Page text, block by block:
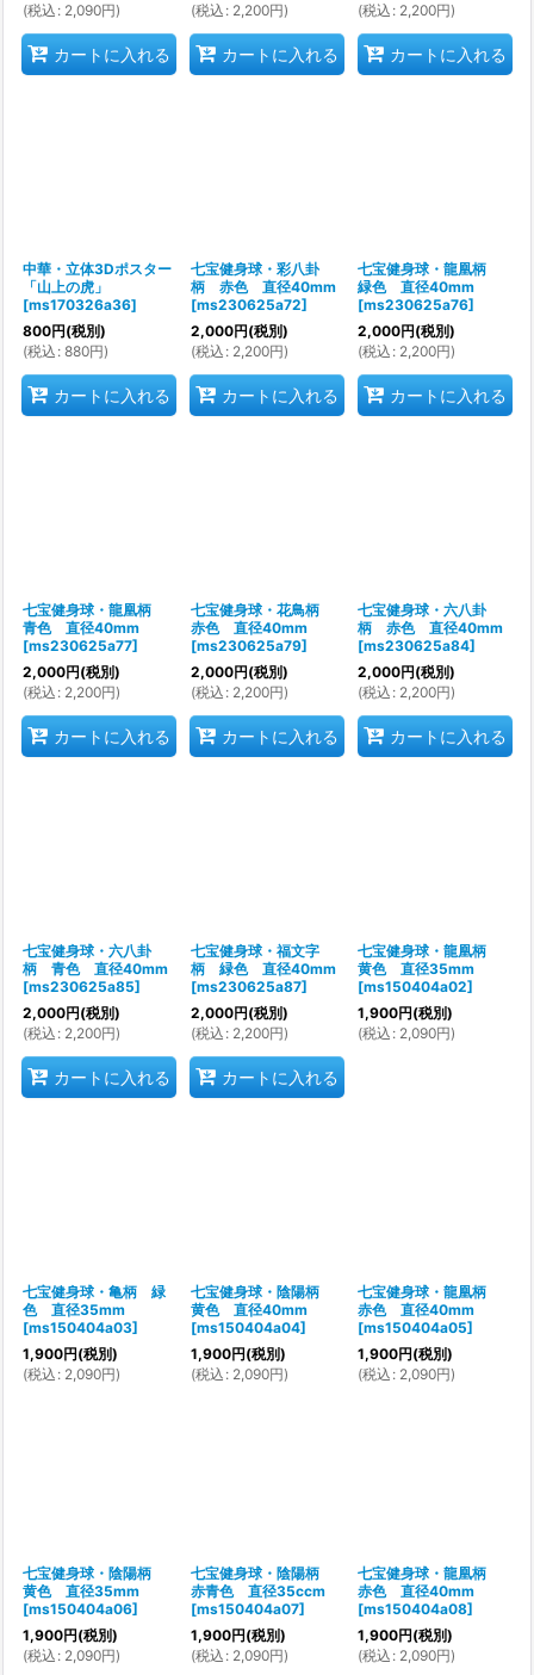
(税込 : 2,090円)
カートに入れる
(税込 : 2,200円)
カートに入れる
(税込 : 2,200円)
カートに入れる
中華・立体3Dポスター
「山上の虎」
[ms170326a36]
800円(税別)
(税込 : 880円)
カートに入れる
七宝健身球・彩八卦
柄 赤色 直径40mm
[ms230625a72]
2,000円(税別)
(税込 : 2,200円)
カートに入れる
七宝健身球・龍凰柄
緑色 直径40mm
[ms230625a76]
2,000円(税別)
(税込 : 2,200円)
カートに入れる
七宝健身球・龍凰柄
青色 直径40mm
[ms230625a77]
2,000円(税別)
(税込 : 2,200円)
カートに入れる
七宝健身球・花鳥柄
赤色 直径40mm
[ms230625a79]
2,000円(税別)
(税込 : 2,200円)
カートに入れる
七宝健身球・六八卦
柄 赤色 直径40mm
[ms230625a84]
2,000円(税別)
(税込 : 2,200円)
カートに入れる
七宝健身球・六八卦
柄 青色 直径40mm
[ms230625a85]
2,000円(税別)
(税込 : 2,200円)
カートに入れる
七宝健身球・福文字
柄 緑色 直径40mm
[ms230625a87]
2,000円(税別)
(税込 : 2,200円)
カートに入れる
七宝健身球・龍凰柄
黄色 直径35mm
[ms150404a02]
1,900円(税別)
(税込 : 2,090円)
七宝健身球・亀柄 緑
色 直径35mm
[ms150404a03]
1,900円(税別)
(税込 : 2,090円)
七宝健身球・陰陽柄
黄色 直径40mm
[ms150404a04]
1,900円(税別)
(税込 : 2,090円)
七宝健身球・龍凰柄
赤色 直径40mm
[ms150404a05]
1,900円(税別)
(税込 : 2,090円)
七宝健身球・陰陽柄
黄色 直径35mm
[ms150404a06]
1,900円(税別)
(税込 : 2,090円)
七宝健身球・陰陽柄
赤青色 直径35ccm
[ms150404a07]
1,900円(税別)
(税込 : 2,090円)
七宝健身球・龍凰柄
赤色 直径40mm
[ms150404a08]
1,900円(税別)
(税込 : 2,090円)